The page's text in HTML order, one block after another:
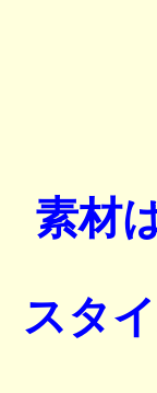
素材
スタ